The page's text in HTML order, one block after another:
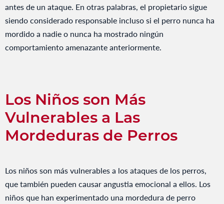
antes de un ataque. En otras palabras, el propietario sigue
siendo considerado responsable incluso si el perro nunca ha
mordido a nadie o nunca ha mostrado ningún
comportamiento amenazante anteriormente.
Los Niños son Más
Vulnerables a Las
Mordeduras de Perros
Los niños son más vulnerables a los ataques de los perros,
que también pueden causar angustia emocional a ellos. Los
niños que han experimentado una mordedura de perro